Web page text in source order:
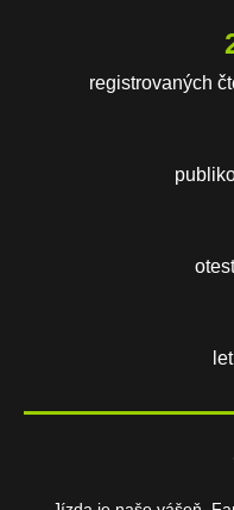
registrovaných